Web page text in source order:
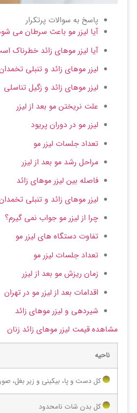
پاسخ به سوالات پرتکرار
آیا لیزر مو باعث سرطان می
آیا لیزر موهای زائد خطرناک
لیزر موهای زائد و تنبلی
لیزر موهای زائد و زگیل تناسلی
علت نریختن مو بعد از لیزر
لیزر مو در دوران پریود
تعداد جلسات لیزر مو
مراحل رشد مو بعد از لیزر
فاصله بین لیزر موهای زائد
لیزر موهای زائد و تنبلی
چرا از لیزر مو جواب نمی گیرم؟
تفاوت دستگاه های لیزر مو
تعداد جلسات لیزر مو
زمان ریزش مو بعد از لیزر
اقدامات بعد از لیزر مو در تهران
شیردهی و لیزر موهای زائد
مشاهده قیمت لیزر موهای زائد زنان
ناحیه
کل دست و پا، بیکینی و زیر بغل،
کل بدن شات نامحدود